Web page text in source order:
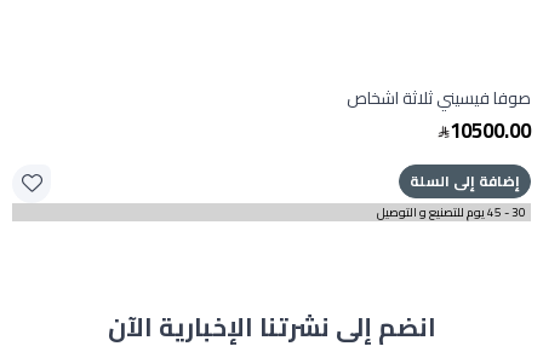
صوفا فيسيني ثلاثة اشخاص
10500.00
إضافة إلى السلة
30 - 45 يوم للتصنيع و التوصيل
انضم إلى نشرتنا الإخبارية الآن